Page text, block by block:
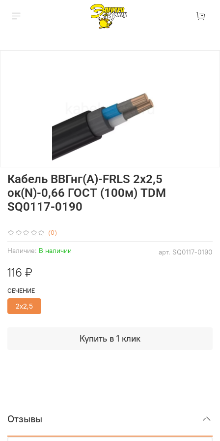
(0)
арт. SQ0117-0190
Наличие: В наличии
Кабель ВВГнг(А)-FRLS 2х2,5
ок(N)-0,66 ГОСТ (100м) TDM
SQ0117-0190
116 ₽
Купить в 1 клик
СЕЧЕНИЕ
2х2,5
Отзывы